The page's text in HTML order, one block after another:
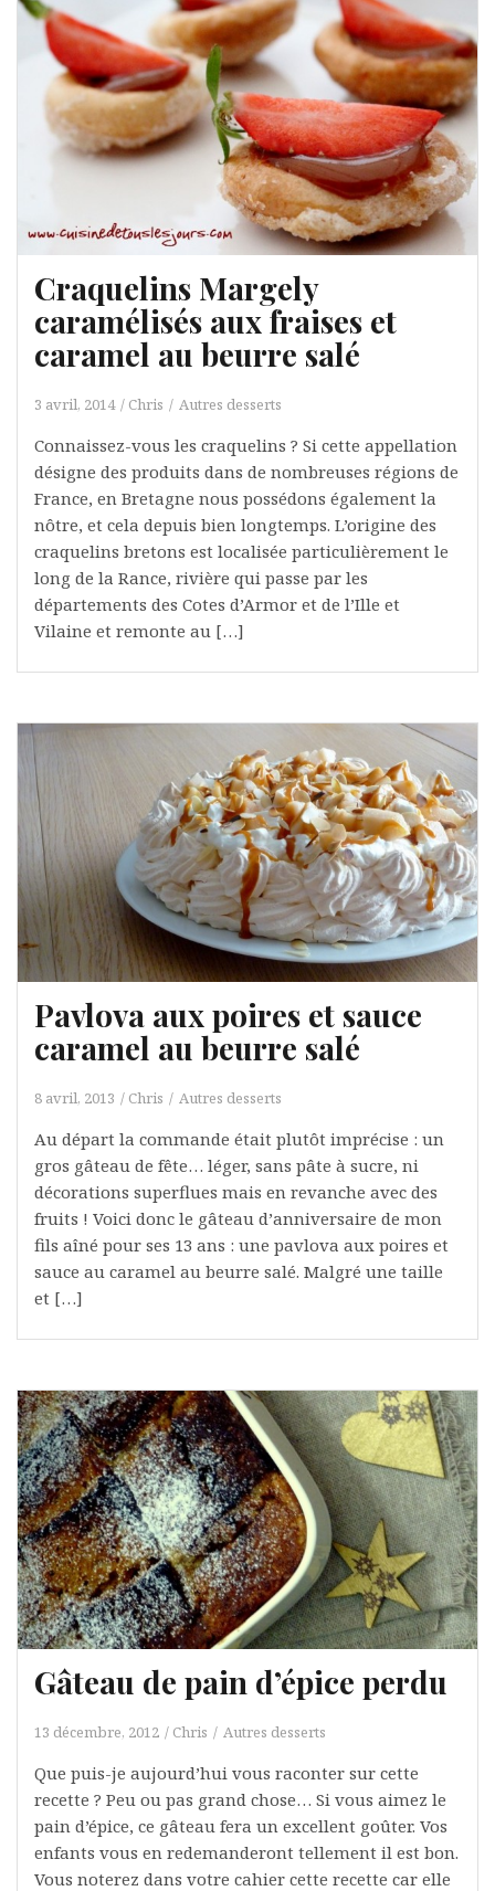
Craquelins Margely
caramélisés aux fraises et
caramel au beurre salé
3 avril, 2014 Chris Autres desserts
Connaissez-vous les craquelins ? Si cette appellation
désigne des produits dans de nombreuses régions de
France, en Bretagne nous possédons également la
nôtre, et cela depuis bien longtemps. L’origine des
craquelins bretons est localisée particulièrement le
long de la Rance, rivière qui passe par les
départements des Cotes d’Armor et de l’Ille et
Vilaine et remonte au […]
Pavlova aux poires et sauce
caramel au beurre salé
8 avril, 2013 Chris Autres desserts
Au départ la commande était plutôt imprécise : un
gros gâteau de fête… léger, sans pâte à sucre, ni
décorations superflues mais en revanche avec des
fruits ! Voici donc le gâteau d’anniversaire de mon
fils aîné pour ses 13 ans : une pavlova aux poires et
sauce au caramel au beurre salé. Malgré une taille
et […]
Gâteau de pain d’épice perdu
13 décembre, 2012 Chris Autres desserts
Que puis-je aujourd’hui vous raconter sur cette
recette ? Peu ou pas grand chose… Si vous aimez le
pain d’épice, ce gâteau fera un excellent goûter. Vos
enfants vous en redemanderont tellement il est bon.
Vous noterez dans votre cahier cette recette car elle